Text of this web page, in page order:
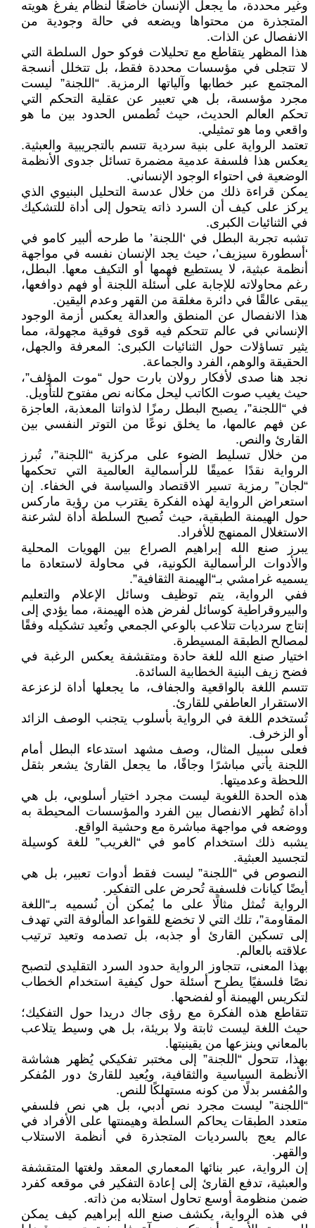
وغير محددة، ما يجعل الإنسان خاضعًا لنظام يفرغ هويته
المتجذرة من محتواها ويضعه في حالة وجودية من
الانفصال عن الذات.
هذا المظهر يتقاطع مع تحليلات فوكو حول السلطة التي
لا تتجلى في مؤسسات محددة فقط، بل تتخلل أنسجة
المجتمع عبر خطابها وآلياتها الرمزية. “اللجنة” ليست
مجرد مؤسسة، بل هي تعبير عن عقلية التحكم التي
تحكم العالم الحديث، حيث تُطمس الحدود بين ما هو
واقعي وما هو تمثيلي.
تعتمد الرواية على بنية سردية تتسم بالتجريبية والعبثية.
يعكس هذا فلسفة عدمية مضمرة تسائل جدوى الأنظمة
الوضعية في احتواء الوجود الإنساني.
يمكن قراءة ذلك من خلال عدسة التحليل البنيوي الذي
يركز على كيف أن السرد ذاته يتحول إلى أداة للتشكيك
في الثنائيات الكبرى.
تشبه تجربة البطل في ‘اللجنة’ ما طرحه ألبير كامو في
‘أسطورة سيزيف’، حيث يجد الإنسان نفسه في مواجهة
أنظمة عبثية، لا يستطيع فهمها أو التكيف معها. البطل،
رغم محاولاته للإجابة على أسئلة اللجنة أو فهم دوافعها،
يبقى عالقًا في دائرة مغلقة من القهر وعدم اليقين.
هذا الانفصال عن المنطق والعدالة يعكس أزمة الوجود
الإنساني في عالم تتحكم فيه قوى فوقية مجهولة، مما
يثير تساؤلات حول الثنائيات الكبرى: المعرفة والجهل،
الحقيقة والوهم، الفرد والجماعة.
نجد هنا صدى لأفكار رولان بارت حول “موت المؤلف”،
حيث يغيب صوت الكاتب ليحل مكانه نص مفتوح للتأويل.
في “اللجنة”، يصبح البطل رمزًا لذواتنا المعذبة، العاجزة
عن فهم عالمها، ما يخلق نوعًا من التوتر النفسي بين
القارئ والنص.
من خلال تسليط الضوء على مركزية “اللجنة”، تُبرز
الرواية نقدًا عميقًا للرأسمالية العالمية التي تحكمها
“لجان” رمزية تسير الاقتصاد والسياسة في الخفاء. إن
استعراض الرواية لهذه الفكرة يقترب من رؤية ماركس
حول الهيمنة الطبقية، حيث تُصبح السلطة أداة لشرعنة
الاستغلال الممنهج للأفراد.
يبرز صنع الله إبراهيم الصراع بين الهويات المحلية
والأدوات الرأسمالية الكونية، في محاولة لاستعادة ما
يسميه غرامشي بـ“الهيمنة الثقافية”.
ففي الرواية، يتم توظيف وسائل الإعلام والتعليم
والبيروقراطية كوسائل لفرض هذه الهيمنة، مما يؤدي إلى
إنتاج سرديات تتلاعب بالوعي الجمعي وتُعيد تشكيله وفقًا
لمصالح الطبقة المسيطرة.
اختيار صنع الله للغة حادة ومتقشفة يعكس الرغبة في
فضح زيف البنية الخطابية السائدة.
تتسم اللغة بالواقعية والجفاف، ما يجعلها أداة لزعزعة
الاستقرار العاطفي للقارئ.
تُستخدم اللغة في الرواية بأسلوب يتجنب الوصف الزائد
أو الزخرف.
فعلى سبيل المثال، وصف مشهد استدعاء البطل أمام
اللجنة يأتي مباشرًا وجافًا، ما يجعل القارئ يشعر بثقل
اللحظة وعدميتها.
هذه الحدة اللغوية ليست مجرد اختيار أسلوبي، بل هي
أداة تُظهر الانفصال بين الفرد والمؤسسات المحيطة به
ووضعه في مواجهة مباشرة مع وحشية الواقع.
يشبه ذلك استخدام كامو في “الغريب” للغة كوسيلة
لتجسيد العبثية.
النصوص في “اللجنة” ليست فقط أدوات تعبير، بل هي
أيضًا كيانات فلسفية تُحرض على التفكير.
الرواية تُمثل مثالًا على ما يُمكن أن نُسميه بـ“اللغة
المقاومة”، تلك التي لا تخضع للقواعد المألوفة التي تهدف
إلى تسكين القارئ أو جذبه، بل تصدمه وتعيد ترتيب
علاقته بالعالم.
بهذا المعنى، تتجاوز الرواية حدود السرد التقليدي لتصبح
نصًا فلسفيًا يطرح أسئلة حول كيفية استخدام الخطاب
لتكريس الهيمنة أو لفضحها.
تتقاطع هذه الفكرة مع رؤى جاك دريدا حول التفكيك؛
حيث اللغة ليست ثابتة ولا بريئة، بل هي وسيط يتلاعب
بالمعاني وينزعها من يقينيتها.
بهذا، تتحول “اللجنة” إلى مختبر تفكيكي يُظهر هشاشة
الأنظمة السياسية والثقافية، ويُعيد للقارئ دور المُفكر
والمُفسر بدلًا من كونه مستهلكًا للنص.
“اللجنة” ليست مجرد نص أدبي، بل هي نص فلسفي
متعدد الطبقات يحاكم السلطة وهيمنتها على الأفراد في
عالم يعج بالسرديات المتجذرة في أنظمة الاستلاب
والقهر.
إن الرواية، عبر بنائها المعماري المعقد ولغتها المتقشفة
والعبثية، تدفع القارئ إلى إعادة التفكير في موقعه كفرد
ضمن منظومة أوسع تحاول استلابه من ذاته.
في هذه الرواية، يكشف صنع الله إبراهيم كيف يمكن